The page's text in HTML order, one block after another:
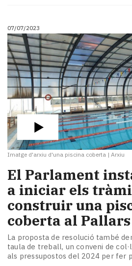
07/07/2023
Imatge d'arxiu d'una piscina coberta | Arxiu
El Parlament
a iniciar els
construir una
coberta al Pallars
La proposta de resolució també
taula de treball, un conveni de
als pressupostos del 2024 per fer